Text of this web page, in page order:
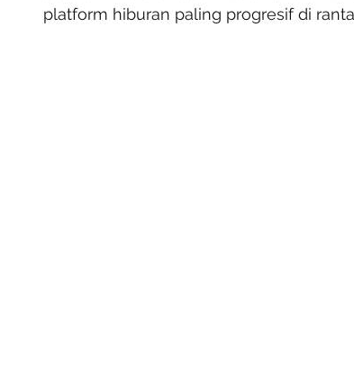
platform hiburan paling progresif di